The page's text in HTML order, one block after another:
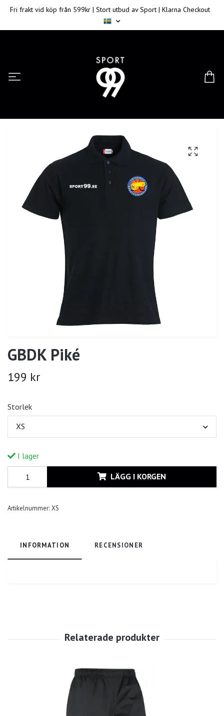
Fri frakt vid köp från 599kr | Stort utbud av Sport | Klarna Checkout
GBDK Piké
199 kr
Storlek
XS
I lager
LÄGG I KORGEN
Artikelnummer: XS
INFORMATION RECENSIONER